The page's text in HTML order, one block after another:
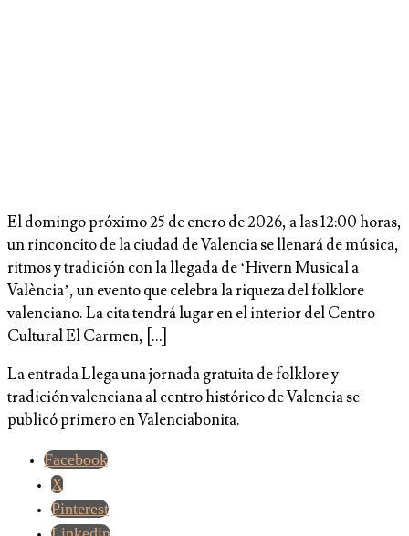
El domingo próximo 25 de enero de 2026, a las 12:00 horas,
un rinconcito de la ciudad de Valencia se llenará de música,
ritmos y tradición con la llegada de ‘Hivern Musical a
València’, un evento que celebra la riqueza del folklore
valenciano. La cita tendrá lugar en el interior del Centro
Cultural El Carmen, […]
La entrada Llega una jornada gratuita de folklore y
tradición valenciana al centro histórico de Valencia se
publicó primero en Valenciabonita.
Facebook
X
Pinterest